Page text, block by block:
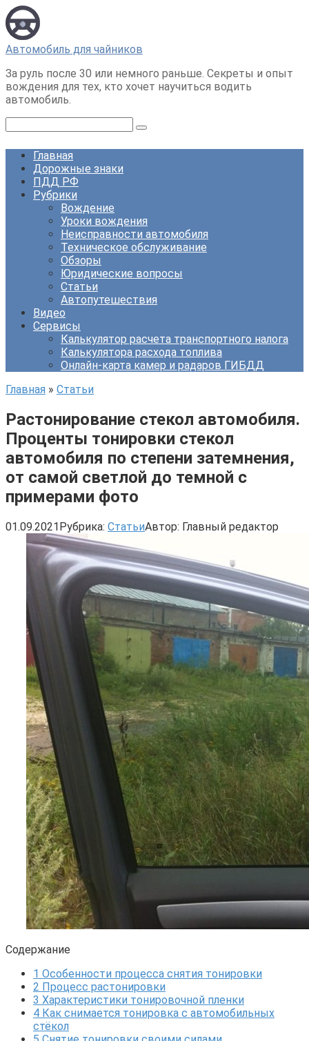
Перейти
к
контенту
Автомобиль для чайников
За руль после 30 или немного раньше. Секреты и опыт
вождения для тех, кто хочет научиться водить
автомобиль.
Главная
Дорожные знаки
ПДД РФ
Рубрики
Вождение
Уроки вождения
Неисправности автомобиля
Техническое обслуживание
Обзоры
Юридические вопросы
Статьи
Автопутешествия
Видео
Сервисы
Калькулятор расчета транспортного налога
Калькулятора расхода топлива
Онлайн-карта камер и радаров ГИБДД
Главная » Статьи
Растонирование стекол автомобиля.
Проценты тонировки стекол
автомобиля по степени затемнения,
от самой светлой до темной с
примерами фото
01.09.2021Рубрика: СтатьиАвтор: Главный редактор
Содержание
1 Особенности процесса снятия тонировки
2 Процесс растонировки
3 Характеристики тонировочной пленки
4 Как снимается тонировка с автомобильных
стёкол